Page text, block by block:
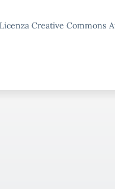
Creative Commons